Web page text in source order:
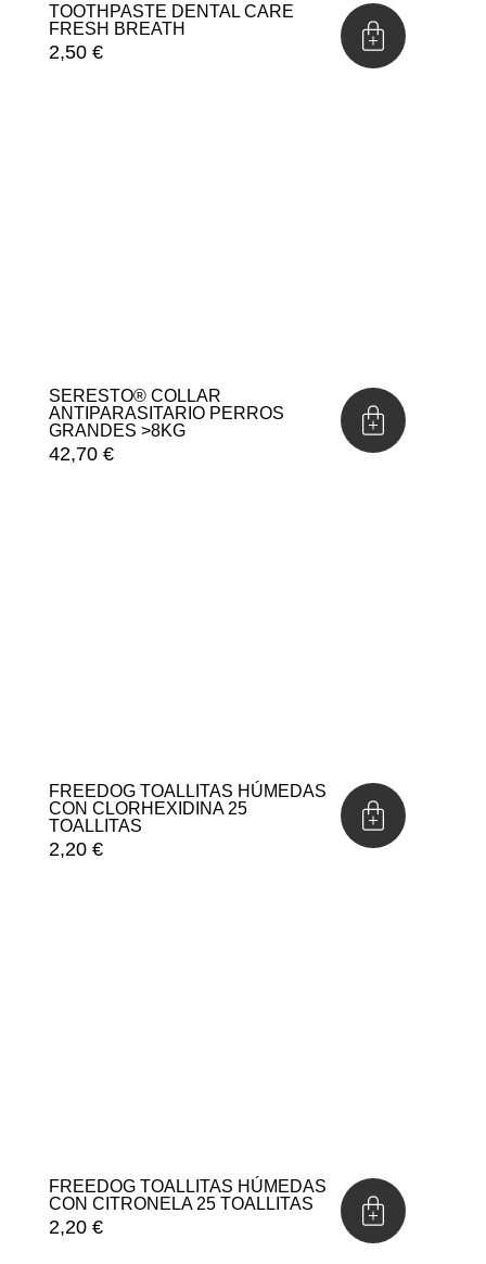
TOOTHPASTE DENTAL CARE
FRESH BREATH
2,50 €
SERESTO® COLLAR
ANTIPARASITARIO PERROS
GRANDES >8KG
42,70 €
FREEDOG TOALLITAS HÚMEDAS
CON CLORHEXIDINA 25
TOALLITAS
2,20 €
FREEDOG TOALLITAS HÚMEDAS
CON CITRONELA 25 TOALLITAS
2,20 €